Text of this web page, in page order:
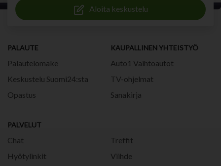
Aloita keskustelu
PALAUTE
Palautelomake
Keskustelu Suomi24:sta
Opastus
PALVELUT
Chat
Treffit
Hyötylinkit
Viihde
KAUPALLINEN YHTEISTYÖ
Auto1 Vaihtoautot
TV-ohjelmat
Sanakirja